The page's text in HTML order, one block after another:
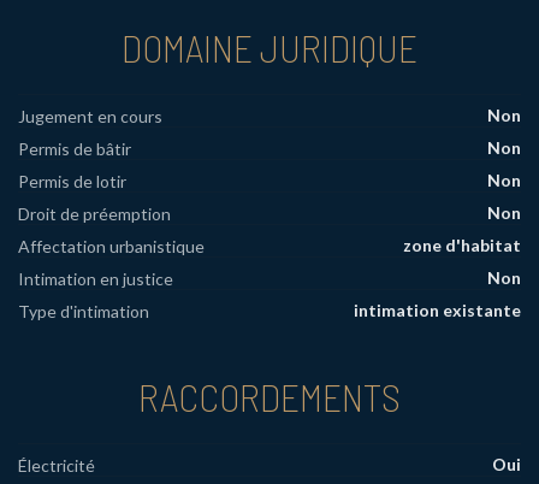
DOMAINE JURIDIQUE
Jugement en cours
Non
Permis de bâtir
Non
Permis de lotir
Non
Droit de préemption
Non
Affectation urbanistique
zone d'habitat
Intimation en justice
Non
Type d'intimation
intimation existante
RACCORDEMENTS
Électricité
Oui